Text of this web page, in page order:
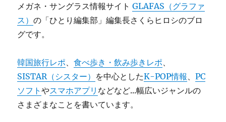
メガネ・サングラス情報サイトGLAFAS（グラファ
ス）の「ひとり編集部」編集長さくらヒロシのブロ
グです。
韓国旅行レポ 、食べ歩き・飲み歩きレポ
SISTAR（シスター） を中心としたK-POP情報 、PC
ソフトやスマホアプリ などなど...幅広いジャンルの
さまざまなことを書いています。